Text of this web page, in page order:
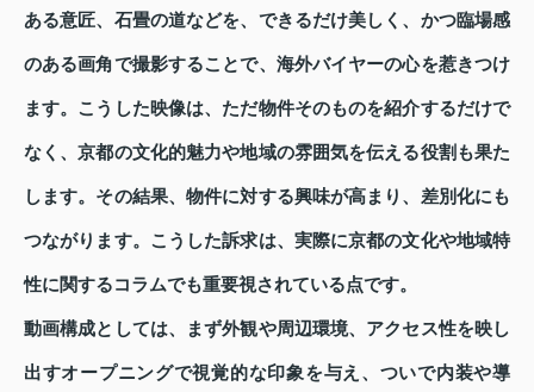
ある意匠、石畳の道などを、できるだけ美しく、かつ臨場感
のある画角で撮影することで、海外バイヤーの心を惹きつけ
ます。こうした映像は、ただ物件そのものを紹介するだけで
なく、京都の文化的魅力や地域の雰囲気を伝える役割も果た
します。その結果、物件に対する興味が高まり、差別化にも
つながります。こうした訴求は、実際に京都の文化や地域特
性に関するコラムでも重要視されている点です。
動画構成としては、まず外観や周辺環境、アクセス性を映し
出すオープニングで視覚的な印象を与え、ついで内装や導